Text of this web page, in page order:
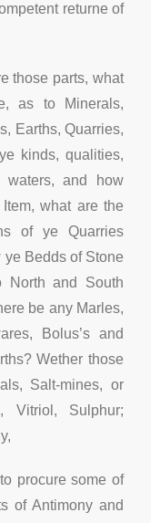
returne of
those parts, what
as to Minerals,
Earths, Quarries,
kinds, qualities,
waters, and how
what are the
of ye Quarries
Bedds of Stone
North and South
be any Marles,
Bolus’s and
Wether those
Salt-mines, or
Vitriol, Sulphur;
procure some of
of Antimony and